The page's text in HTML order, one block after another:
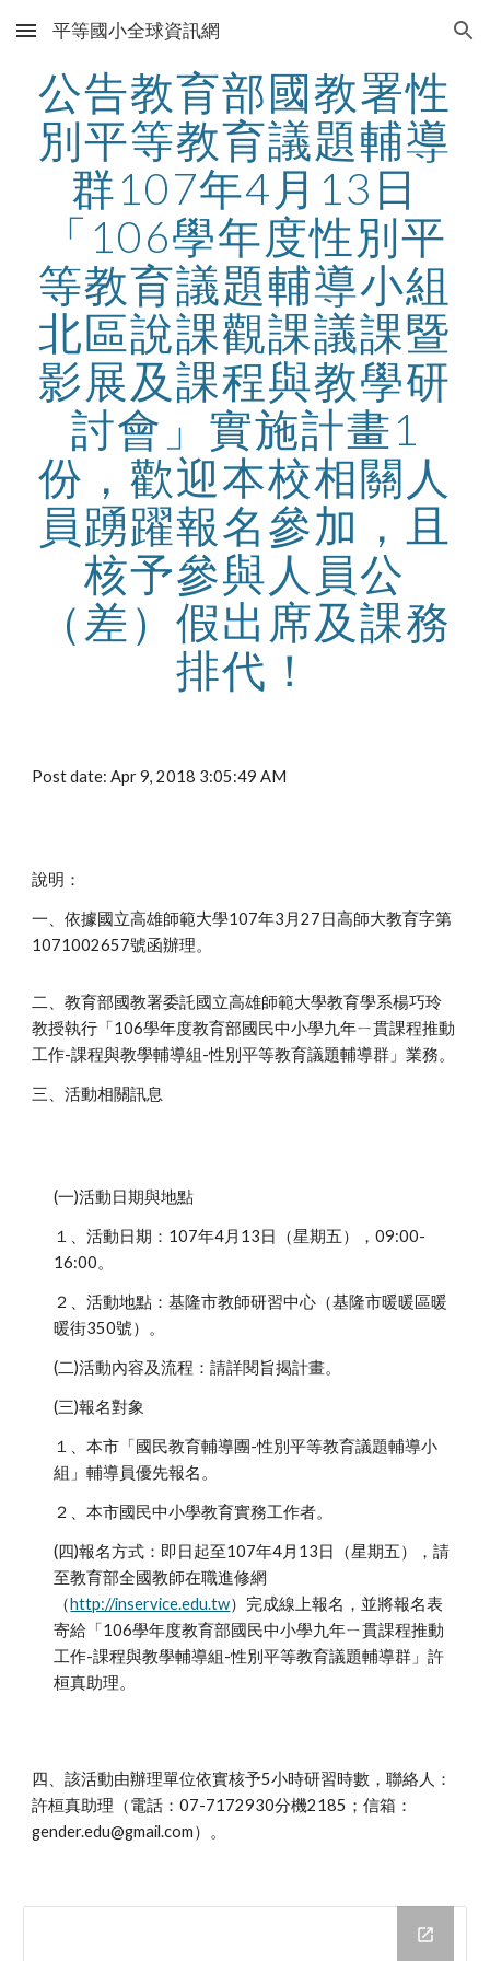
Skip to main content Skip to navigation
平等國小全球資訊網
公告教育部國教署性
別平等教育議題輔導
群107年4月13日
「106學年度性別平
等教育議題輔導小組
北區說課觀課議課暨
影展及課程與教學研
討會」實施計畫1
份，歡迎本校相關人
員踴躍報名參加，且
核予參與人員公
（差）假出席及課務
排代！
Post date: Apr 9, 2018 3:05:49 AM
說明：
一、依據國立高雄師範大學107年3月27日高師大教育字第
1071002657號函辦理。
二、教育部國教署委託國立高雄師範大學教育學系楊巧玲
教授執行「106學年度教育部國民中小學九年ㄧ貫課程推動
工作-課程與教學輔導組-性別平等教育議題輔導群」業務。
三、活動相關訊息
(一)活動日期與地點
１、活動日期：107年4月13日（星期五），09:00-
16:00。
２、活動地點：基隆市教師研習中心（基隆市暖暖區暖
暖街350號）。
(二)活動內容及流程：請詳閱旨揭計畫。
(三)報名對象
１、本市「國民教育輔導團-性別平等教育議題輔導小
組」輔導員優先報名。
２、本市國民中小學教育實務工作者。
(四)報名方式：即日起至107年4月13日（星期五），請
至教育部全國教師在職進修網
（http://inservice.edu.tw）完成線上報名，並將報名表
寄給「106學年度教育部國民中小學九年ㄧ貫課程推動
工作-課程與教學輔導組-性別平等教育議題輔導群」許
桓真助理。
四、該活動由辦理單位依實核予5小時研習時數，聯絡人：
許桓真助理（電話：07-7172930分機2185；信箱：
gender.edu@gmail.com）。